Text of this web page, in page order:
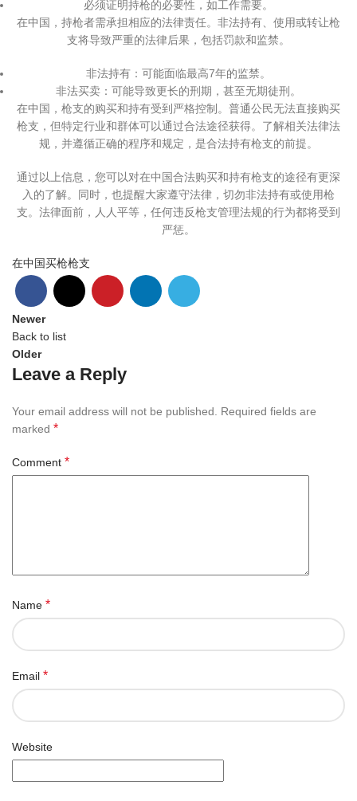
必须证明持枪的必要性，如工作需要。
在中国，持枪者需承担相应的法律责任。非法持有、使用或转让枪
支将导致严重的法律后果，包括罚款和监禁。
非法持有：可能面临最高7年的监禁。
非法买卖：可能导致更长的刑期，甚至无期徒刑。
在中国，枪支的购买和持有受到严格控制。普通公民无法直接购买
枪支，但特定行业和群体可以通过合法途径获得。了解相关法律法
规，并遵循正确的程序和规定，是合法持有枪支的前提。
通过以上信息，您可以对在中国合法购买和持有枪支的途径有更深
入的了解。同时，也提醒大家遵守法律，切勿非法持有或使用枪
支。法律面前，人人平等，任何违反枪支管理法规的行为都将受到
严惩。
在中国买枪枪支
Newer
Back to list
Older
Leave a Reply
Your email address will not be published. Required fields are
marked *
Comment *
Name *
Email *
Website